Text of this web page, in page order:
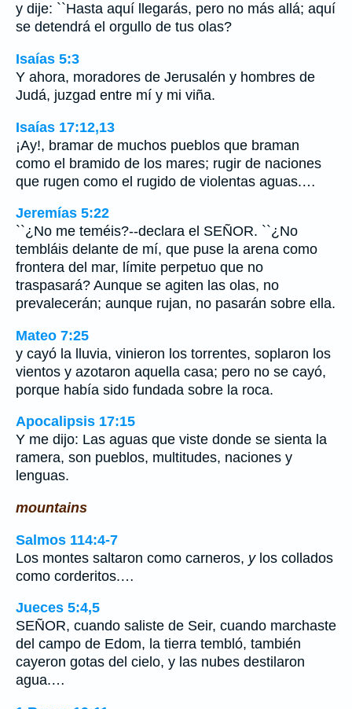
y dije: ``Hasta aquí llegarás, pero no más allá; aquí
se detendrá el orgullo de tus olas?
Isaías 5:3
Y ahora, moradores de Jerusalén y hombres de
Judá, juzgad entre mí y mi viña.
Isaías 17:12,13
¡Ay!, bramar de muchos pueblos que braman
como el bramido de los mares; rugir de naciones
que rugen como el rugido de violentas aguas.…
Jeremías 5:22
``¿No me teméis?--declara el SEÑOR. ``¿No
tembláis delante de mí, que puse la arena como
frontera del mar, límite perpetuo que no
traspasará? Aunque se agiten las olas, no
prevalecerán; aunque rujan, no pasarán sobre ella.
Mateo 7:25
y cayó la lluvia, vinieron los torrentes, soplaron los
vientos y azotaron aquella casa; pero no se cayó,
porque había sido fundada sobre la roca.
Apocalipsis 17:15
Y me dijo: Las aguas que viste donde se sienta la
ramera, son pueblos, multitudes, naciones y
lenguas.
mountains
Salmos 114:4-7
Los montes saltaron como carneros, ylos collados
como corderitos.…
Jueces 5:4,5
SEÑOR, cuando saliste de Seir, cuando marchaste
del campo de Edom, la tierra tembló, también
cayeron gotas del cielo, y las nubes destilaron
agua.…